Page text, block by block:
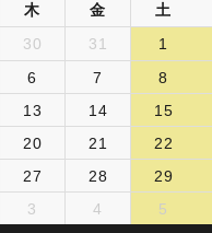
木 金
土
30 31
1
6 7
8
13 14
15
20 21
22
27 28
29
3 4 5